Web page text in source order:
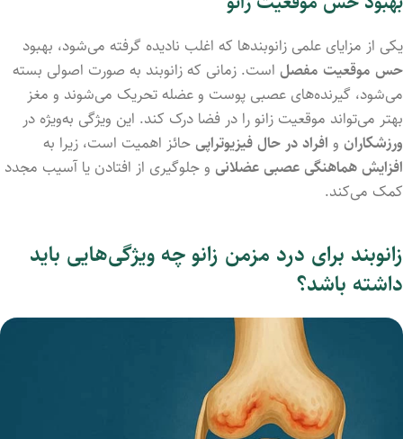
یکی از مزایای علمی زانوبندها که اغلب نادیده گرفته می‌شود، بهبود
حس موقعیت مفصل است. زمانی که زانوبند به صورت اصولی بسته
می‌شود، گیرنده‌های عصبی پوست و عضله تحریک می‌شوند و مغز
بهتر می‌تواند موقعیت زانو را در فضا درک کند. این ویژگی به‌ویژه در
ورزشکاران و افراد در حال فیزیوتراپی حائز اهمیت است، زیرا به
افزایش هماهنگی عصبی عضلانی و جلوگیری از افتادن یا آسیب مجدد
کمک می‌کند.
زانوبند برای درد مزمن زانو چه ویژگی‌هایی باید
داشته باشد؟